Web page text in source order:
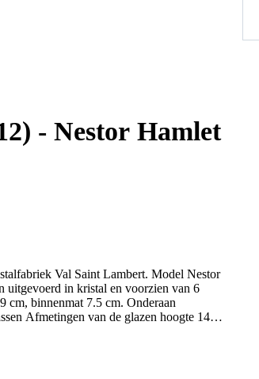
- Nestor Hamlet
Val Saint Lambert. Model Nestor
uitgevoerd in kristal en voorzien van 6
Afmetingen van de glazen hoogte 14